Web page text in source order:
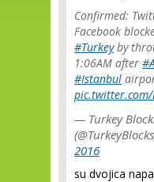
Confirmed:
Facebook
#Turkeyby
1:06AM after
#Istanbul
pic.twitter.com/
— Turkey
2016
su dvojica